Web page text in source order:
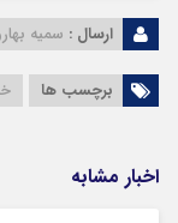
ارسال : سمیه
برچسب ها
اخبار مشابه